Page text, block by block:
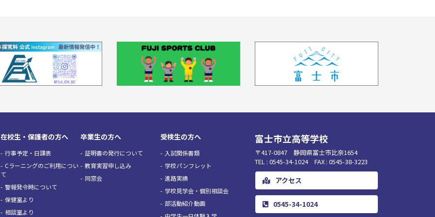
在校生・保護者の方へ
行事予定・日課表
Cラーニングのご利用につい
て
警報発令時について
保健室より
相談室より
卒業生の方へ
証明書の発行について
教育実習申し込み
同窓会
受検生の方へ
入試関係書類
学校パンフレット
進路実績
学校見学会・個別相談会
部活動紹介動画
富士市立高等学校
〒417-0847 静岡県富士市比奈1654
TEL : 0545-34-1024 FAX : 0545-38-3223
アクセス
0545-34-1024